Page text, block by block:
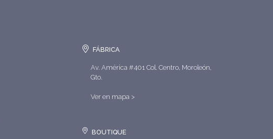
FÁBRICA
Av. América #401 Col. Centro, Moroleón,
Gto.
Ver en mapa >
BOUTIQUE